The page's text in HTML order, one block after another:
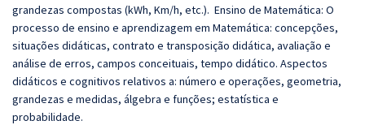
grandezas compostas (kWh, Km/h, etc.). Ensino de Matemática: O
processo de ensino e aprendizagem em Matemática: concepções,
situações didáticas, contrato e transposição didática, avaliação e
análise de erros, campos conceituais, tempo didático. Aspectos
didáticos e cognitivos relativos a: número e operações, geometria,
grandezas e medidas, álgebra e funções; estatística e
probabilidade.